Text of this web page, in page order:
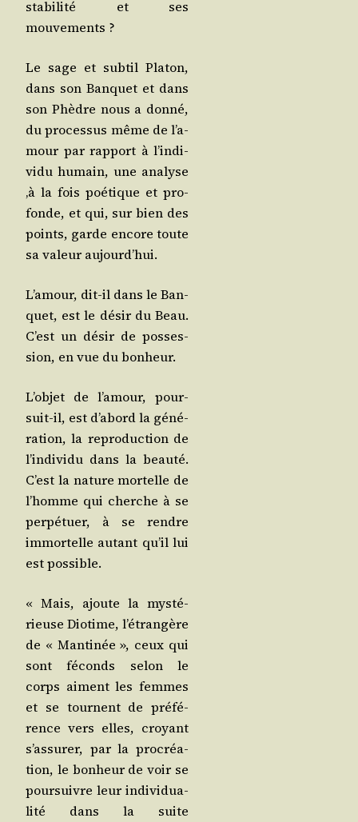
sta­bi­li­té et ses
mouvements ?
Le sage et sub­til Pla­ton,
dans son Ban­quet et dans
son Phèdre nous a don­né,
du pro­ces­sus même de l’a­
mour par rap­port à l’in­di­
vi­du humain, une ana­lyse
‚à la fois poé­tique et pro­
fonde, et qui, sur bien des
points, garde encore toute
sa valeur aujourd’hui.
L’a­mour, dit-il dans le Ban­
quet, est le désir du Beau.
C’est un désir de pos­ses­
sion, en vue du bonheur.
L’ob­jet de l’a­mour, pour­
suit-il, est d’a­bord la géné­
ra­tion, la repro­duc­tion de
l’in­di­vi­du dans la beau­té.
C’est la nature mor­telle de
l’homme qui cherche à se
per­pé­tuer, à se rendre
immor­telle autant qu’il lui
est possible.
« Mais, ajoute la mys­té­
rieuse Dio­time, l’é­tran­gère
de « Man­ti­née », ceux qui
sont féconds selon le
corps aiment les femmes
et se tournent de pré­fé­
rence vers elles, croyant
s’as­su­rer, par la pro­créa­
tion, le bon­heur de voir se
pour­suivre leur indi­vi­dua­
li­té dans la suite